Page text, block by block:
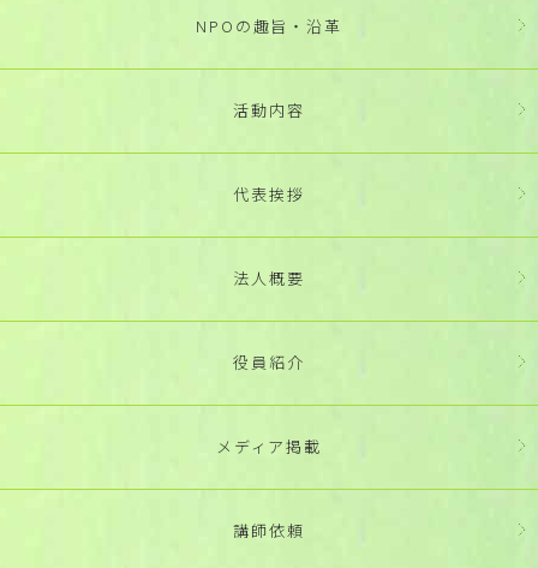
NPOの趣旨・沿革
活動内容
代表挨拶
法人概要
役員紹介
メディア掲載
講師依頼